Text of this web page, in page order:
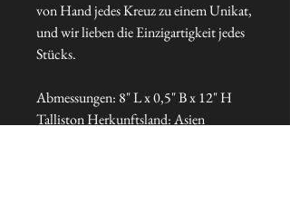
von Hand jedes Kreuz zu einem Unikat,
und wir lieben die Einzigartigkeit jedes
Stücks.
Abmessungen: 8" L x 0,5" B x 12" H
Talliston Herkunftsland: Asien